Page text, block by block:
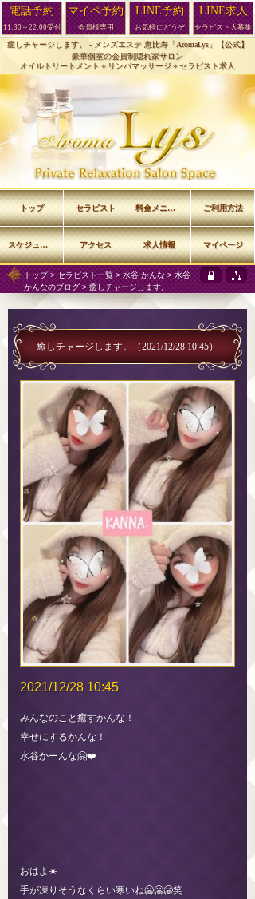
癒しチャージします。 - メンズエステ 恵比寿「AromaLys」【公式】
豪華個室の会員制隠れ家サロン
オイルトリートメント＋リンパマッサージ＋セラピスト求人
トップ> セラピスト一覧 >水谷 かんな > 水谷
かんなのブログ > 癒しチャージします。
癒しチャージします。 （2021/12/28 10:45）
2021/12/28 10:45
みんなのこと癒すかんな！
幸せにするかんな！
水谷かーんな🤗❤️
おはよ☀️
手が凍りそうなくらい寒いね🥶🥶🥶笑
トップ セラピスト 料金メニュー ご利用方法
スケジュール アクセス 求人情報 マイページ
電話予約
11:30～22:00受付
マイペ予約
会員様専用
LINE予約
お気軽にどうぞ
LINE求人
セラピスト大募集